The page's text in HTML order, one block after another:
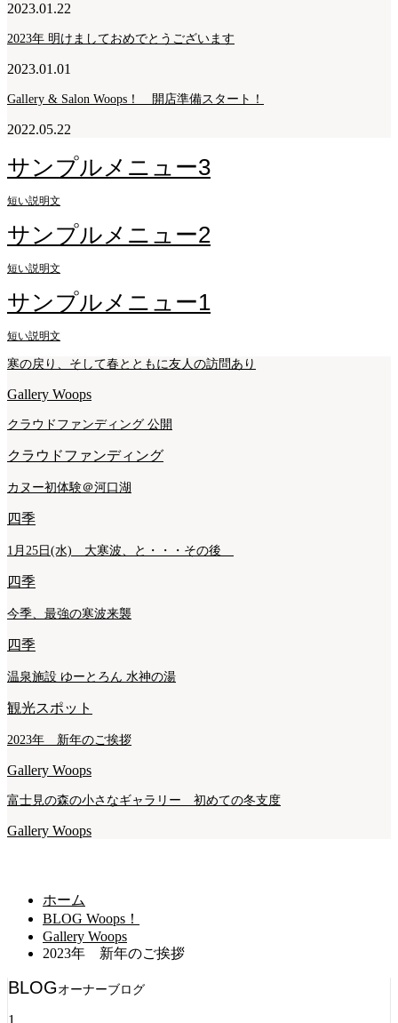
2023.01.22
2023年 明けましておめでとうございます
2023.01.01
Gallery & Salon Woops！ 開店準備スタート！
2022.05.22
サンプルメニュー3
短い説明文
サンプルメニュー2
短い説明文
サンプルメニュー1
短い説明文
寒の戻り、そして春とともに友人の訪問あり
Gallery Woops
クラウドファンディング 公開
クラウドファンディング
カヌー初体験＠河口湖
四季
1月25日(水) 大寒波、と・・・その後
四季
今季、最強の寒波来襲
四季
温泉施設 ゆーとろん 水神の湯
観光スポット
2023年 新年のご挨拶
Gallery Woops
富士見の森の小さなギャラリー 初めての冬支度
Gallery Woops
ホーム
BLOG Woops！
Gallery Woops
2023年 新年のご挨拶
BLOGオーナーブログ
1